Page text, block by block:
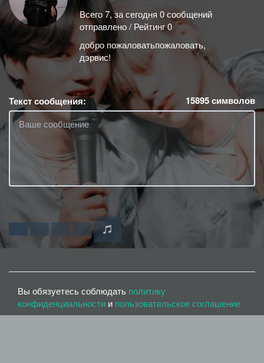
Всего 7, за сегодня 0 сообщений
отправлено / Рейтинг 0
добро пожаловатьпожаловать,
дэрвис!
Текст сообщения: 15895символов
Вы обязуетесь соблюдать политику
конфиденциальности и пользовательское соглашение